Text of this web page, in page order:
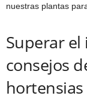
nuestras plantas
Superar
consejos